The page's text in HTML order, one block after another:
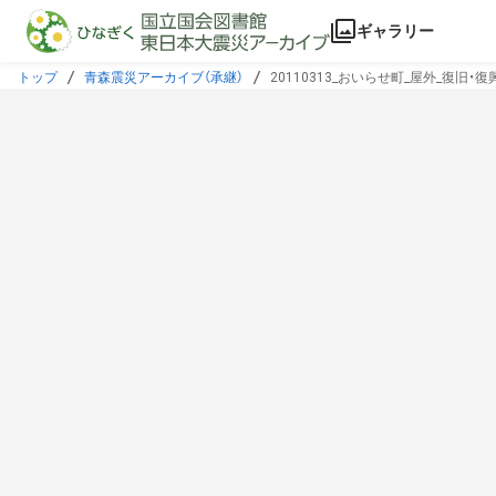
本文に飛ぶ
ギャラリー
トップ 青森震災アーカイブ（承継） 20110313_おいらせ町_屋外_復旧・復